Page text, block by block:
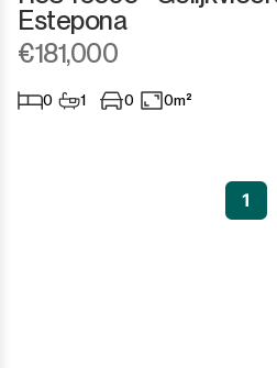
Estepona
€181,000
0 1 0 0m²
1